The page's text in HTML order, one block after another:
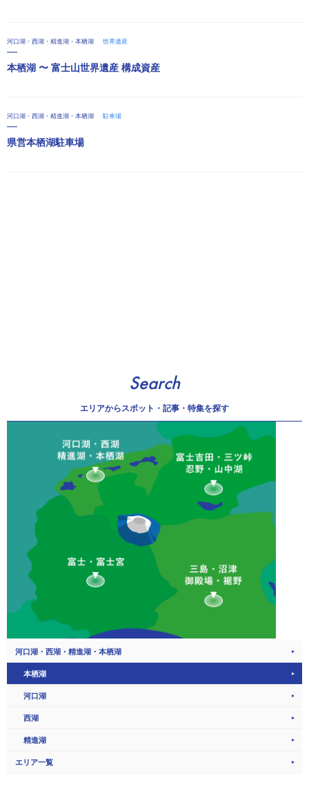
河口湖・西湖・精進湖・本栖湖 世界遺産
本栖湖 〜 富士山世界遺産 構成資産
河口湖・西湖・精進湖・本栖湖 駐車場
県営本栖湖駐車場
Search
エリアからスポット・記事・特集を探す
河口湖・西湖・精進湖・本栖湖
本栖湖
河口湖
西湖
精進湖
エリア一覧